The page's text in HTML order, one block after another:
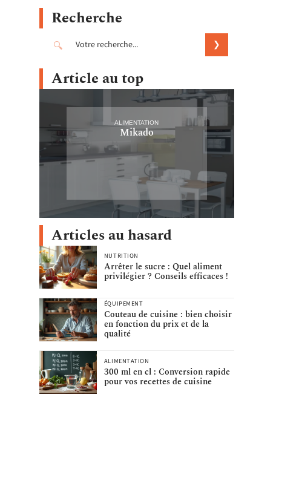
Recherche
Article au top
ALIMENTATION
Mikado
Articles au hasard
NUTRITION
Arrêter le sucre : Quel aliment
privilégier ? Conseils efficaces !
ÉQUIPEMENT
Couteau de cuisine : bien choisir
en fonction du prix et de la
qualité
ALIMENTATION
300 ml en cl : Conversion rapide
pour vos recettes de cuisine